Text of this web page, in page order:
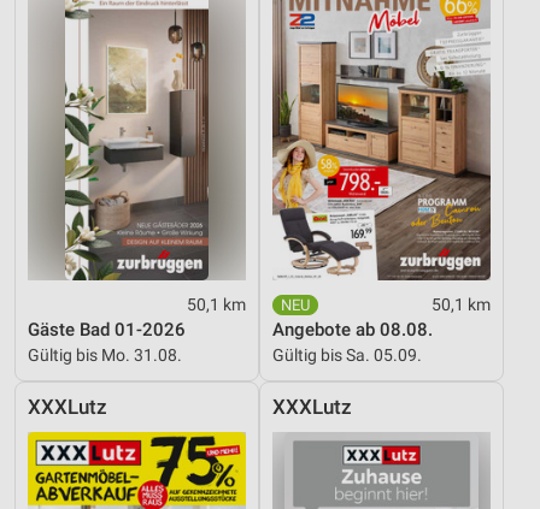
50,1 km
Gäste Bad 01-2026
Gültig bis Mo. 31.08.
50,1 km
Angebote ab 08.08.
Gültig bis Sa. 05.09.
XXXLutz XXXLutz